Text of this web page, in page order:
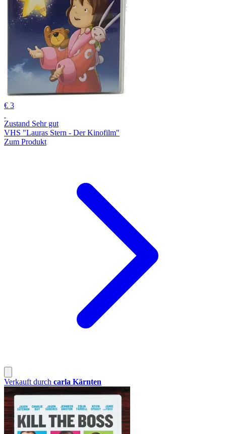
€ 3
Zustand Sehr gut
VHS "Lauras Stern - Der Kinofilm"
Zum Produkt
Verkauft durch carla Kärnten